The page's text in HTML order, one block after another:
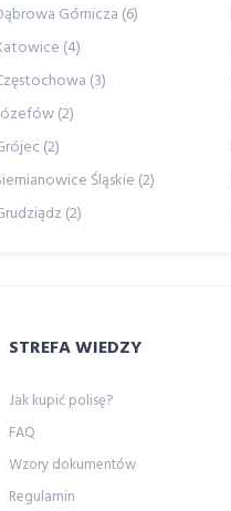
Górnicza (6)
(4)
(3)
(2)
(2)
Śląskie (2)
(2)
STREFA WIEDZY
Jak kupić polisę?
FAQ
Wzory dokumentów
Regulamin